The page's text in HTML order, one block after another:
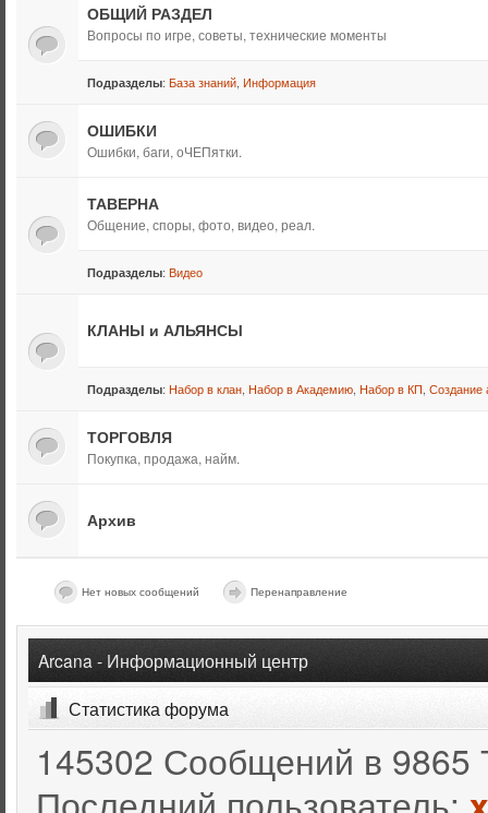
ОБЩИЙ РАЗДЕЛ
Вопросы по игре, советы, технические моменты
Подразделы: База знаний Информация
ОШИБКИ
Ошибки, баги, оЧЕПятки.
ТАВЕРНА
Общение, споры, фото, видео, реал.
Подразделы: Видео
КЛАНЫ и АЛЬЯНСЫ
Подразделы: Набор в клан Набор в Академию Набор в КП Создание
ТОРГОВЛЯ
Покупка, продажа, найм.
Архив
Нет новых сообщений Перенаправление
Arcana - Информационный центр
Статистика форума
145302 Сообщений в 9865